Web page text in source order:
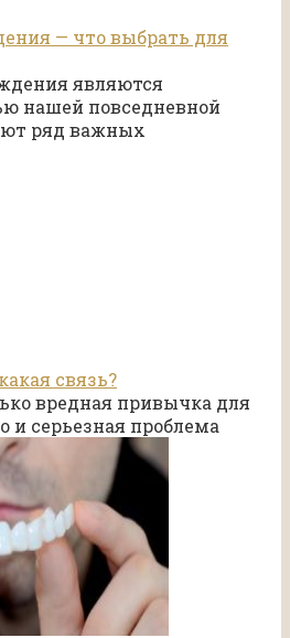
— что выбрать для
являются
нашей повседневной
ряд важных
связь?
вредная привычка для
и серьезная проблема